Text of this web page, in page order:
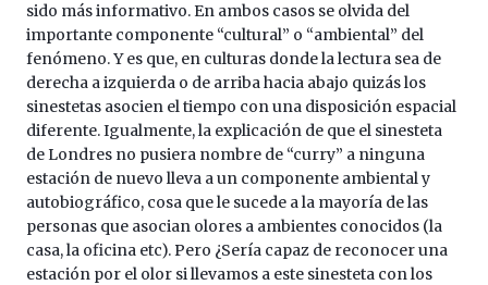
sido más informativo. En ambos casos se olvida del
importante componente “cultural” o “ambiental” del
fenómeno. Y es que, en culturas donde la lectura sea de
derecha a izquierda o de arriba hacia abajo quizás los
sinestetas asocien el tiempo con una disposición espacial
diferente. Igualmente, la explicación de que el sinesteta
de Londres no pusiera nombre de “curry” a ninguna
estación de nuevo lleva a un componente ambiental y
autobiográfico, cosa que le sucede a la mayoría de las
personas que asocian olores a ambientes conocidos (la
casa, la oficina etc). Pero ¿Sería capaz de reconocer una
estación por el olor si llevamos a este sinesteta con los